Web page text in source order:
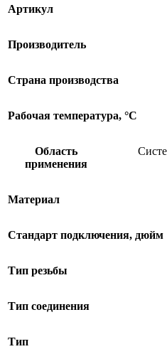
Артикул
Производитель
Страна производства
Рабочая температура, °С
Область
применения
Материал
Стандарт подключения, дюйм
Тип резьбы
Тип соединения
Тип